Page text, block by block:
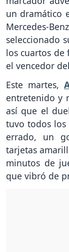
un dramático
Mercedes-
seleccionado
los cuartos de
el vencedor
Este martes,
entretenido y
así que el
tuvo todos los
errado, un
tarjetas
minutos de
que vibró de